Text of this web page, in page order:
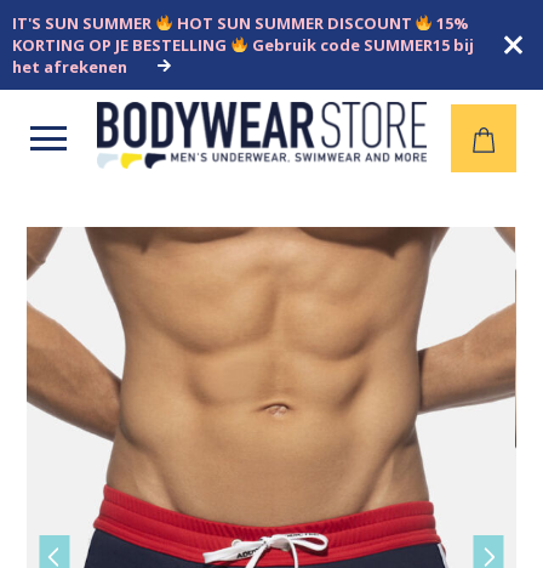
IT'S SUN SUMMER HOT SUN SUMMER DISCOUNT
15%
KORTING OP JE BESTELLING
Gebruik code SUMMER15 bij
het afrekenen
Open